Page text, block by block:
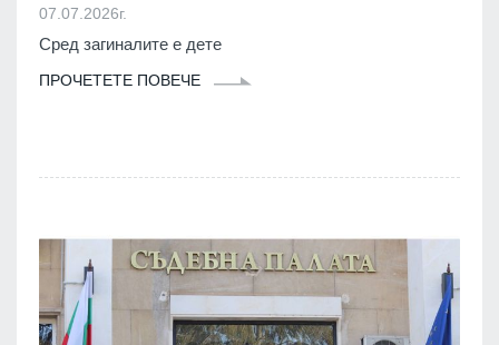
07.07.2026г.
Сред загиналите е дете
ПРОЧЕТЕТЕ ПОВЕЧЕ